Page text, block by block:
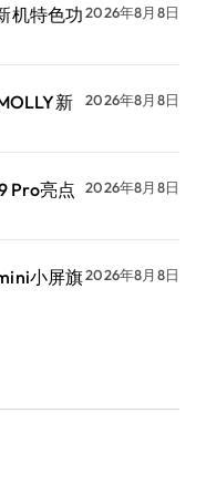
机特色功2026年8月8日
新
2026年8月8日
Pro亮点
2026年8月8日
小屏旗2026年8月8日